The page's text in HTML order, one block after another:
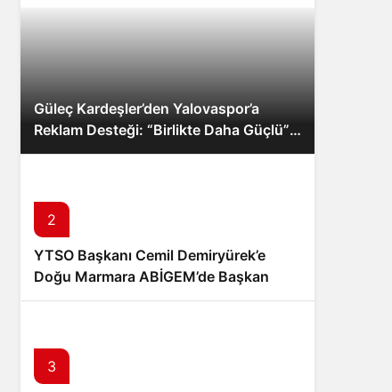
Gece Modu
Güleç Kardeşler’den Yalovaspor’a
Reklam Desteği: “Birlikte Daha Güçlü”
Mesajı
2
YTSO Başkanı Cemil Demiryürek’e
Doğu Marmara ABİGEM’de Başkan
Yardımcılığı Görevi
3